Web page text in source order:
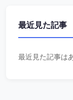
最近見た記事
最近見た記事は